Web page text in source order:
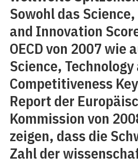
Sowohl das
and Innovation
OECD von 2007 wie
Science, Technology
Competitiveness
Report der
Kommission von
zeigen, dass die
Zahl der